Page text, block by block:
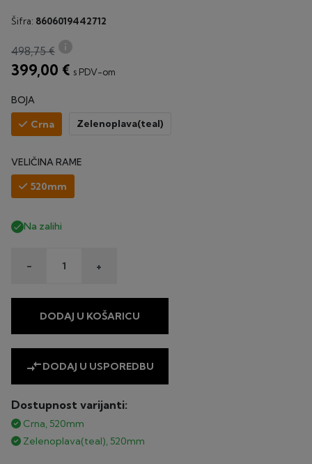
Šifra: 8606019442712
498,75 € info
399,00 € s PDV-om
BOJA
Crna Zelenoplava(teal)
VELIČINA RAME
520mm
 Na zalihi
- +
DODAJ U KOŠARICU
compare_arrowsDODAJ U USPOREDBU
Dostupnost varijanti:
Crna, 520mm
Zelenoplava(teal), 520mm